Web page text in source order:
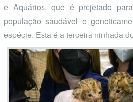
e Aquários, que é projetado
população saudável e
espécie. Esta é a terceira ninhada